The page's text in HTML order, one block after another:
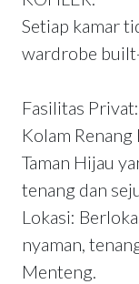
Setiap kamar
wardrobe
Fasilitas Privat:
Kolam
Taman Hijau
tenang dan
Lokasi:
nyaman,
Menteng.